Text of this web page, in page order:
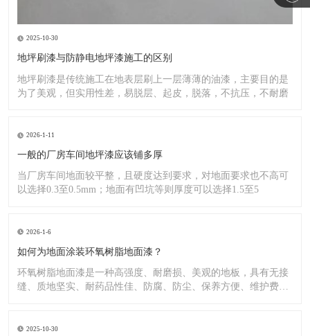
2025-10-30
地坪刷漆与防静电地坪漆施工的区别
地坪刷漆是传统施工在地表层刷上一层薄薄的油漆，主要目的是
为了美观，但实用性差，易脱层、起皮，脱落，不抗压，不耐磨
2026-1-11
一般的厂房车间地坪漆应该铺多厚
当厂房车间地面较平整，且硬度达到要求，对地面要求也不高可
以选择0.3至0.5mm；地面有凹坑等则厚度可以选择1.5至5
2026-1-6
如何为地面涂装环氧树脂地面漆？
环氧树脂地面漆是一种高强度、耐磨损、美观的地板，具有无接
缝、质地坚实、耐药品性佳、防腐、防尘、保养方便、维护费用
2025-10-30